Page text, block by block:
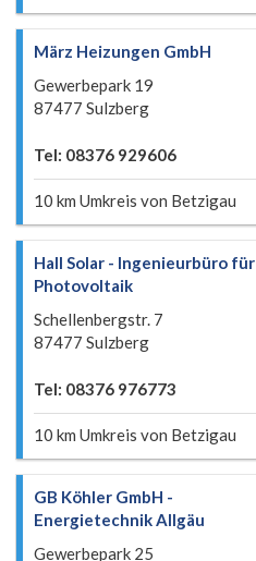
März Heizungen GmbH
Gewerbepark 19
87477 Sulzberg
Tel: 08376 929606
10 km Umkreis von Betzigau
Hall Solar - Ingenieurbüro für
Photovoltaik
Schellenbergstr. 7
87477 Sulzberg
Tel: 08376 976773
10 km Umkreis von Betzigau
GB Köhler GmbH -
Energietechnik Allgäu
Gewerbepark 25